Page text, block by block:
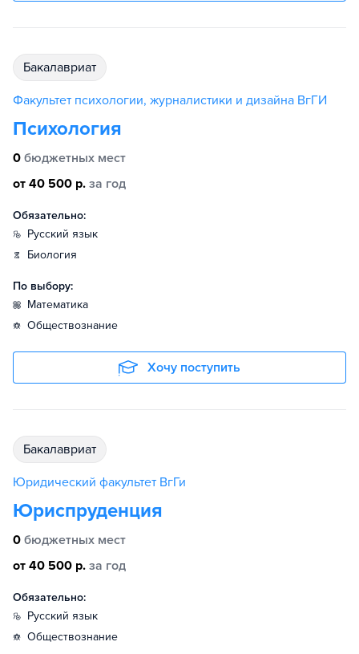
бакалавриат
Факультет психологии, журналистики и дизайна ВгГИ
Психология
0 бюджетных мест
от 40 500 р. за год
Обязательно:
русский язык
биология
По выбору:
математика
обществознание
Хочу поступить
бакалавриат
Юридический факультет ВгГи
Юриспруденция
0 бюджетных мест
от 40 500 р. за год
Обязательно:
русский язык
обществознание